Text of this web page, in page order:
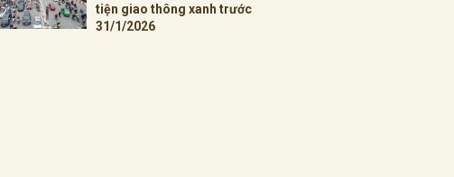
tiện giao thông xanh trước
31/1/2026